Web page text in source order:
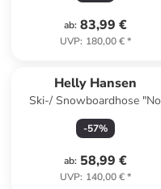
ab: 83,99 €
UVP: 180,00 €*
Helly Hansen
Ski-/ Snowboardhose "No
Limits 2.0" in Türkis
-57%
ab: 58,99 €
UVP: 140,00 €*